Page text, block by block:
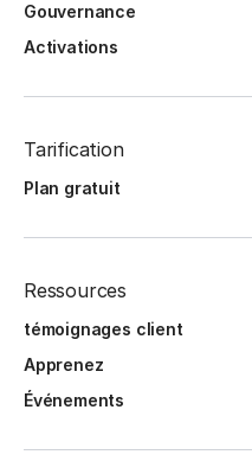
Gouvernance
Activations
Tarification
Plan gratuit
Ressources
témoignages client
Apprenez
Événements